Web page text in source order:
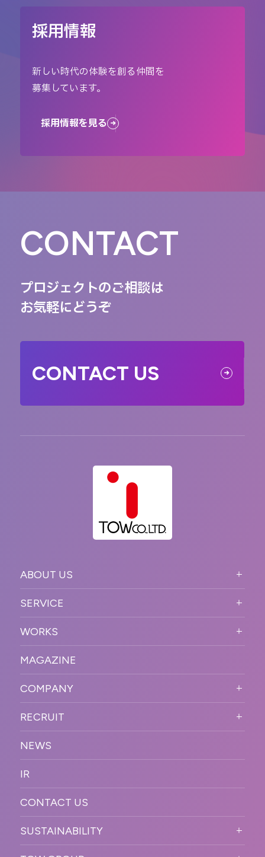
採用情報
新しい時代の体験を創る仲間を
募集しています。
採用情報を見る
CONTACT
プロジェクトのご相談は
お気軽にどうぞ
CONTACT US
ABOUT US
PURPOSE
VISION
OUR DNA
SERVICE
STRONG POINT
BUSINESS DOMAIN
SOLUTION
WORKFLOW
WORKS
オンラインイベント
SNSプロモーション
プラットフォーム販
促
デジタル制作・映像
制作
PR
カンファレンス・展示会・アワ
ESPORTS・ゲームプロモーシ
MAGAZINE
COMPANY
COMPANY INFORMATION
MESSAGE
OFFICER
ACCESS
ORGANIZATION CHART
HISTORY
RECRUIT
新卒採用
キャリア採用
NEWS
IR
CONTACT US
SUSTAINABILITY